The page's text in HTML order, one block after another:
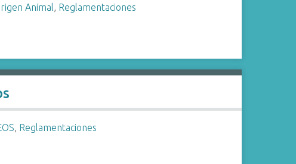
Animal, Reglamentaciones
, Reglamentaciones